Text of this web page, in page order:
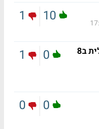
10
1
פישמן מוכר מניות כלכלית ב8
0
1
0
0